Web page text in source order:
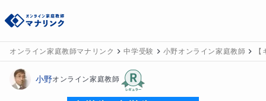
オンライン家庭教師マナリンク 中学受験 小野オンライン家庭教師
小野オンライン家庭教師